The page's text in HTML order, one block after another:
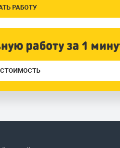
РАБОТУ
работу за 1